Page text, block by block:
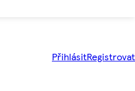
PřihlásitRegistrovat